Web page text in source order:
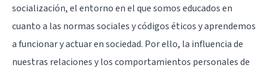
socialización, el entorno en el que somos educados en
cuanto a las normas sociales y códigos éticos y aprendemos
a funcionar y actuar en sociedad. Por ello, la influencia de
nuestras relaciones y los comportamientos personales de